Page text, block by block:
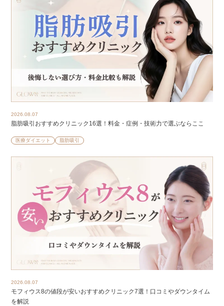
2026.08.07
脂肪吸引おすすめクリニック16選！料金・症例・技術力で選ぶならここ
医療ダイエット 脂肪吸引
2026.08.07
モフィウス8の値段が安いおすすめクリニック7選！口コミやダウンタイム
を解説